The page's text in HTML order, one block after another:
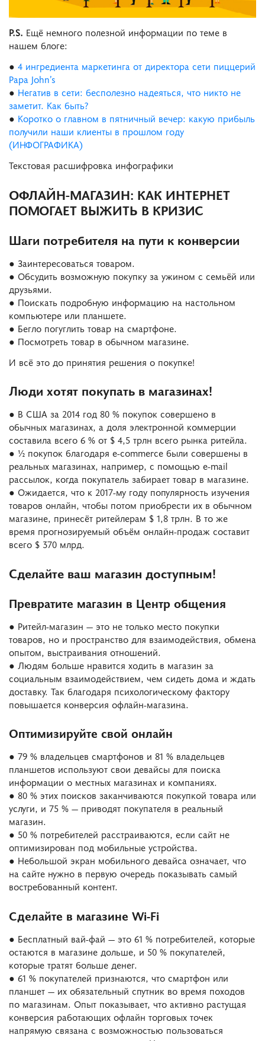
P.S. Eщё немного полезной информации по теме в
нашем блоге:
● 4 ингредиента маркетинга от директора сети пиццерий
Papa John’s
● Негатив в сети: бесполезно надеяться, что никто не
заметит. Как быть?
● Коротко о главном в пятничный вечер: какую прибыль
получили наши клиенты в прошлом году
(ИНФОГРАФИКА)
Текстовая расшифровка инфографики
ОФЛАЙН-МАГАЗИН: КАК ИНТЕРНЕТ
ПОМОГАЕТ ВЫЖИТЬ В КРИЗИС
Шаги потребителя на пути к конверсии
● Заинтересоваться товаром.
● Обсудить возможную покупку за ужином с семьёй или
друзьями.
● Поискать подробную информацию на настольном
компьютере или планшете.
● Бегло погуглить товар на смартфоне.
● Посмотреть товар в обычном магазине.
И всё это до принятия решения о покупке!
Люди хотят покупать в магазинах!
● В США за 2014 год 80 % покупок совершено в
обычных магазинах, а доля электронной коммерции
составила всего 6 % от $ 4,5 трлн всего рынка ритейла.
● ½ покупок благодаря e-commerce были совершены в
реальных магазинах, например, с помощью e-mail
рассылок, когда покупатель забирает товар в магазине.
● Ожидается, что к 2017-му году популярность изучения
товаров онлайн, чтобы потом приобрести их в обычном
магазине, принесёт ритейлерам $ 1,8 трлн. В то же
время прогнозируемый объём онлайн-продаж составит
всего $ 370 млрд.
Сделайте ваш магазин доступным!
Превратите магазин в Центр общения
● Ритейл-магазин — это не только место покупки
товаров, но и пространство для взаимодействия, обмена
опытом, выстраивания отношений.
● Людям больше нравится ходить в магазин за
социальным взаимодействием, чем сидеть дома и ждать
доставку. Так благодаря психологическому фактору
повышается конверсия офлайн-магазина.
Оптимизируйте свой онлайн
● 79 % владельцев смартфонов и 81 % владельцев
планшетов используют свои девайсы для поиска
информации о местных магазинах и компаниях.
● 80 % этих поисков заканчиваются покупкой товара или
услуги, и 75 % — приводят покупателя в реальный
магазин.
● 50 % потребителей расстраиваются, если сайт не
оптимизирован под мобильные устройства.
● Небольшой экран мобильного девайса означает, что
на сайте нужно в первую очередь показывать самый
востребованный контент.
Сделайте в магазине Wi-Fi
● Бесплатный вай-фай — это 61 % потребителей, которые
остаются в магазине дольше, и 50 % покупателей,
которые тратят больше денег.
● 61 % покупателей признаются, что смартфон или
планшет — их обязательный спутник во время походов
по магазинам. Опыт показывает, что активно растущая
конверсия работающих офлайн торговых точек
напрямую связана с возможностью пользоваться